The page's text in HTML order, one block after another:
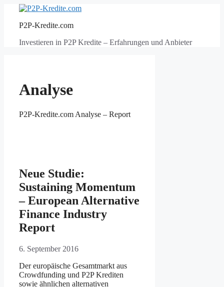
springenP2P-Kredite.com
Investieren in P2P Kredite – Erfahrungen und Anbieter
Analyse
P2P-Kredite.com Analyse – Report
Neue Studie:
Sustaining Momentum
– European Alternative
Finance Industry
Report
6. September 2016
Der europäische Gesamtmarkt aus
Crowdfunding und P2P Krediten
sowie ähnlichen alternativen